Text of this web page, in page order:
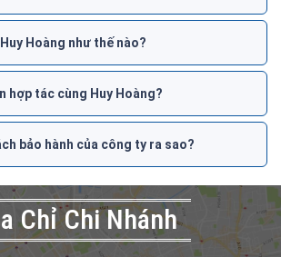
Hoàng như thế nào?
hợp tác cùng Huy Hoàng?
bảo hành của công ty ra sao?
Chỉ Chi Nhánh